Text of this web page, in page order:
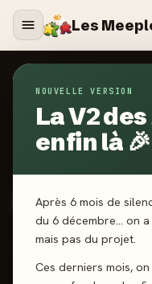
Les
NOUVELLE VERSION
La V2
enfin là 🎉
Après 6 mois de
du 6 décembre… on
mais pas du projet.
Ces derniers mois,
Jeux/Red Notice
2026·CATCH UP GAMES
Red
2 joueurs 10 ans+